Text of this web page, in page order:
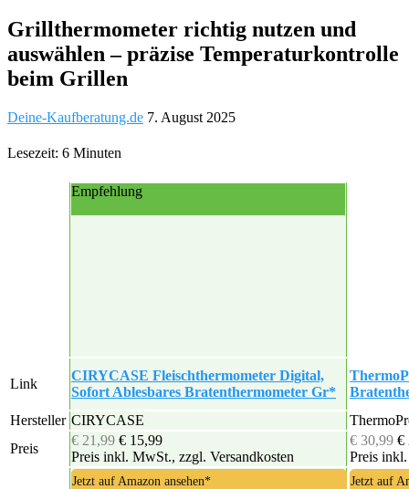
Grillthermometer richtig nutzen und
auswählen – präzise Temperaturkontrolle
beim Grillen
Deine-Kaufberatung.de 7. August 2025
Lesezeit: 6 Minuten
Empfehlung
Link
CIRYCASE Fleischthermometer Digital,
Sofort Ablesbares Bratenthermometer Gr*
Hersteller CIRYCASE
Preis
€ 21,99 € 15,99
Preis inkl. MwSt., zzgl. Versandkosten
€ 30,99 €
Preis
Jetzt auf Amazon ansehen* Jetzt auf